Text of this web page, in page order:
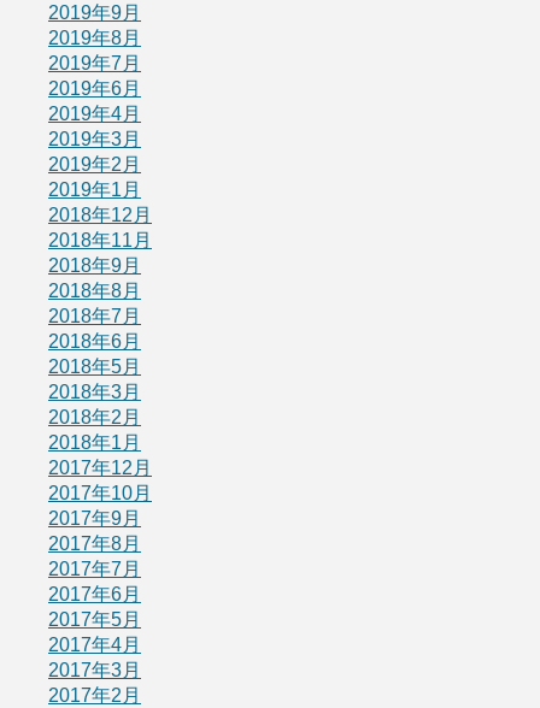
2019年9月
2019年8月
2019年7月
2019年6月
2019年4月
2019年3月
2019年2月
2019年1月
2018年12月
2018年11月
2018年9月
2018年8月
2018年7月
2018年6月
2018年5月
2018年3月
2018年2月
2018年1月
2017年12月
2017年10月
2017年9月
2017年8月
2017年7月
2017年6月
2017年5月
2017年4月
2017年3月
2017年2月